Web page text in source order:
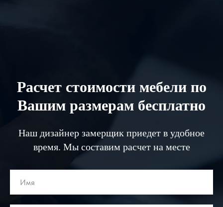
Расчет стоимости мебели по
Вашим размерам бесплатно
Наш дизайнер замерщик приедет в удобное
время. Мы составим расчет на месте